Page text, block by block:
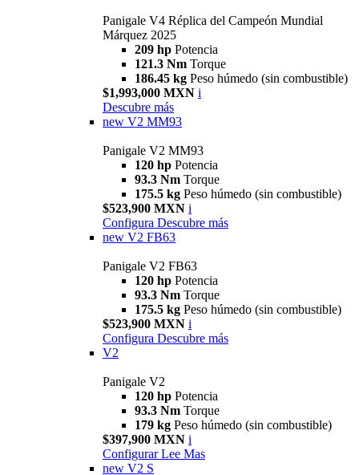
Panigale V4 Réplica del Campeón Mundial
Márquez 2025
209 hp Potencia
121.3 Nm Torque
186.45 kg Peso húmedo (sin combustible)
$1,993,000 MXN i
Descubre más
new V2 MM93
Panigale V2 MM93
120 hp Potencia
93.3 Nm Torque
175.5 kg Peso húmedo (sin combustible)
$523,900 MXN i
Configura Descubre más
new V2 FB63
Panigale V2 FB63
120 hp Potencia
93.3 Nm Torque
175.5 kg Peso húmedo (sin combustible)
$523,900 MXN i
Configura Descubre más
V2
Panigale V2
120 hp Potencia
93.3 Nm Torque
179 kg Peso húmedo (sin combustible)
$397,900 MXN i
Configurar Lee Mas
new V2 S